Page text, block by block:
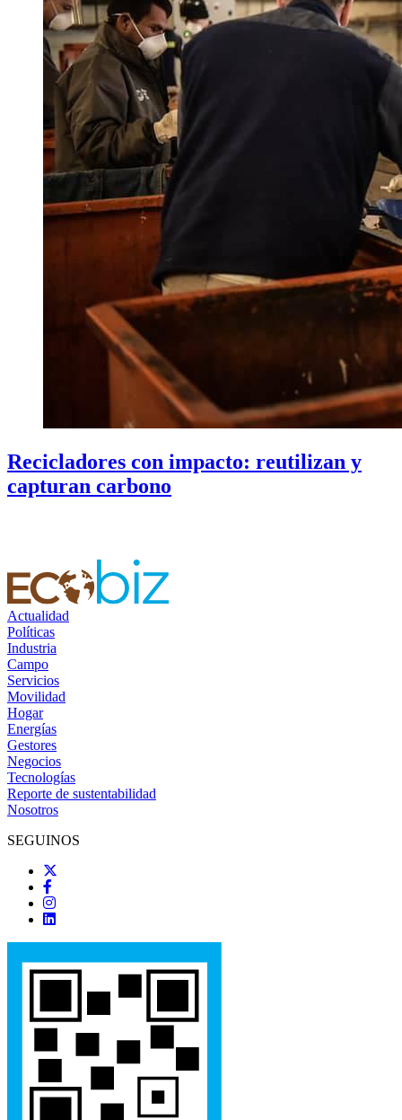
Recicladores con impacto: reutilizan y
capturan carbono
Actualidad
Políticas
Industria
Campo
Servicios
Movilidad
Hogar
Energías
Gestores
Negocios
Tecnologías
Reporte de sustentabilidad
Nosotros
SEGUINOS